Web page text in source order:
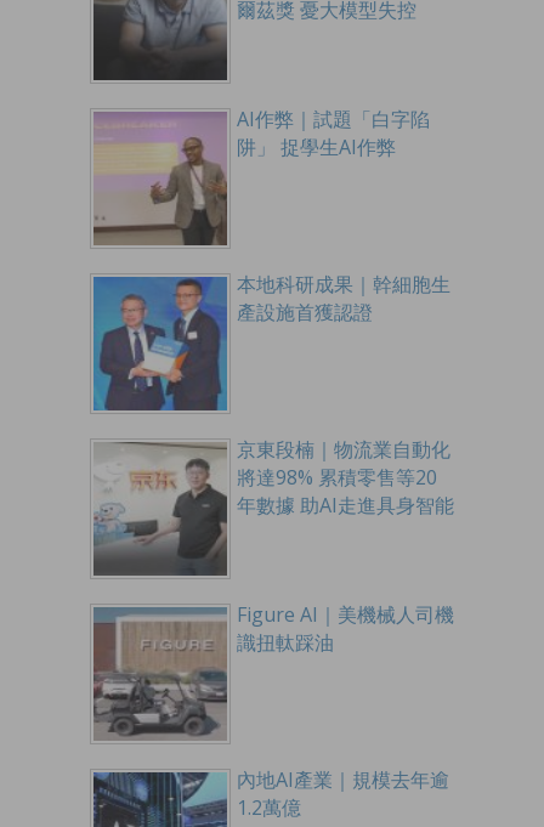
爾茲獎 憂大模型失控
AI作弊｜試題「白字陷
阱」 捉學生AI作弊
本地科研成果｜幹細胞生
產設施首獲認證
京東段楠｜物流業自動化
將達98% 累積零售等20
年數據 助AI走進具身智能
Figure AI｜美機械人司機
識扭軚踩油
內地AI產業｜規模去年逾
1.2萬億